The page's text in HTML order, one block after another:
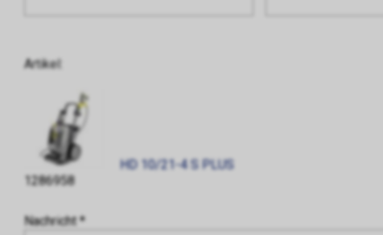
Artikel:
HD 10/21-4 S PLUS
1286958
Nachricht *